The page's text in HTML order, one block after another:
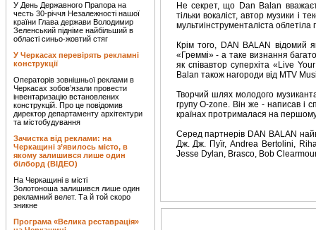
У День Державного Прапора на
честь 30-річчя Незалежності нашої
країни Глава держави Володимир
Зеленський підніме найбільший в
області синьо-жовтий стяг
У Черкасах перевірять рекламні
конструкції
Операторів зовнішньої реклами в
Черкасах зобов’язали провести
інвентаризацію встановлених
конструкцій. Про це повідомив
директор департаменту архітектури
та містобудування
Зачистка від реклами: на
Черкащині з’явилось місто, в
якому залишився лише один
білборд (ВІДЕО)
На Черкащині в місті
Золотоноша залишився лише один
рекламний велет. Та й той скоро
зникне
Програма «Велика реставрація»
Не секрет, що Dan Balan
тільки вокаліст, автор музики і
мультиінструменталіста облетіла
Крім того, DAN BALAN відомий
«Греммі» - а таке визнання
як співавтор суперхіта «Live
Balan також нагороди від MTV
Творчий шлях молодого
групу O-zone. Він же - написав і
країнах протрималася на першому
Серед партнерів DAN BALAN
Дж. Дж. Пуїг, Andrea Bertolini,
Jesse Dylan, Brasco, Bob